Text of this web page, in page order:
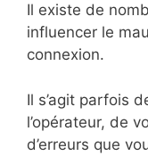
Il existe de
influencer le
connexion.
Il s’agit parfois
l’opérateur, de
d’erreurs que